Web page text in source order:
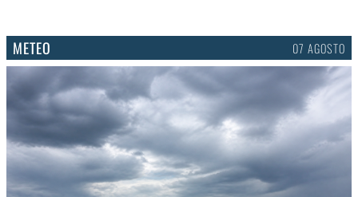
METEO 07 AGOSTO